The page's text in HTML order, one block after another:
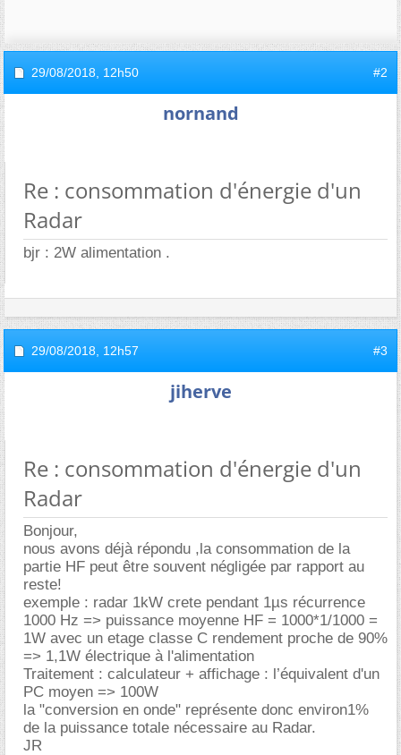
29/08/2018, 12h50 #2
nornand
Re : consommation d'énergie d'un
Radar
bjr : 2W alimentation .
29/08/2018, 12h57 #3
jiherve
Re : consommation d'énergie d'un
Radar
Bonjour,
nous avons déjà répondu ,la consommation de la
partie HF peut être souvent négligée par rapport au
reste!
exemple : radar 1kW crete pendant 1µs récurrence
1000 Hz => puissance moyenne HF = 1000*1/1000 =
1W avec un etage classe C rendement proche de 90%
=> 1,1W électrique à l'alimentation
Traitement : calculateur + affichage : l’équivalent d'un
PC moyen => 100W
la "conversion en onde" représente donc environ1%
de la puissance totale nécessaire au Radar.
JR